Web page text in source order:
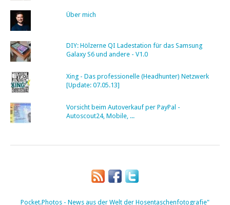
Über mich
DIY: Hölzerne QI Ladestation für das Samsung
Galaxy S6 und andere - V1.0
Xing - Das professionelle (Headhunter) Netzwerk
[Update: 07.05.13]
Vorsicht beim Autoverkauf per PayPal -
Autoscout24, Mobile, ...
Pocket.Photos - News aus der Welt der Hosentaschenfotografie"